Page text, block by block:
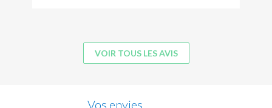
VOIR TOUS LES AVIS
Vos envies